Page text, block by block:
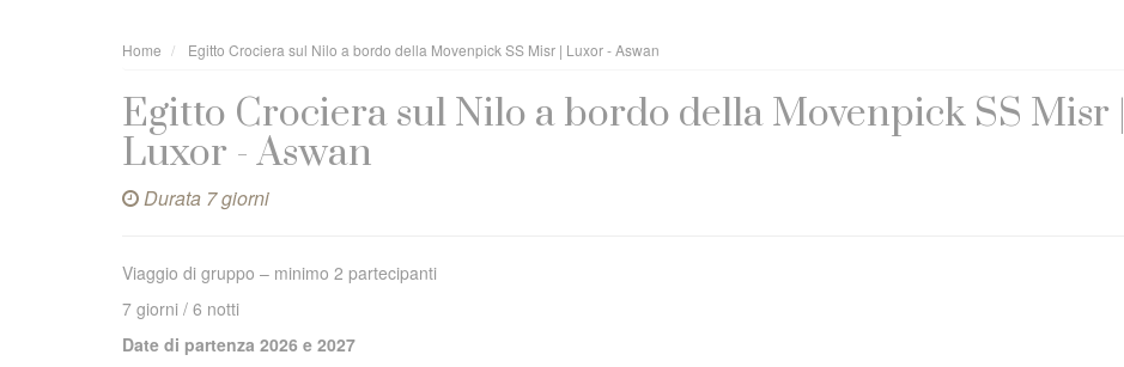
Home Egitto Crociera sul Nilo a bordo della Movenpick SS Misr | Luxor - Aswan
Egitto Crociera sul Nilo a bordo della Movenpick SS Misr |
Luxor - Aswan
Durata 7 giorni
Viaggio di gruppo – minimo 2 partecipanti
7 giorni / 6 notti
Date di partenza 2026 e 2027